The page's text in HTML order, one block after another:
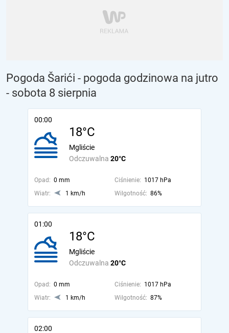
Pogoda Šarići - pogoda godzinowa na jutro
- sobota 8 sierpnia
00:00
18°C
Odczuwalna 20°C
Mgliście
Opad: 0 mm Ciśnienie: 1017 hPa
Wiatr:
1 km/h Wilgotność: 86%
01:00
18°C
Odczuwalna 20°C
Mgliście
Opad: 0 mm Ciśnienie: 1017 hPa
Wiatr:
1 km/h Wilgotność: 87%
02:00